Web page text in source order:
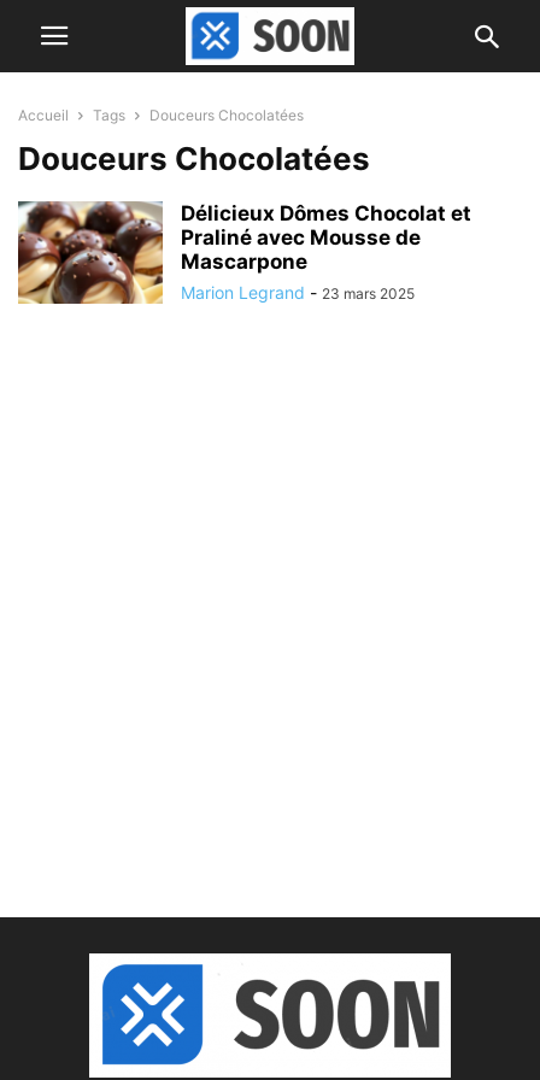
Accueil Tags Douceurs Chocolatées
Douceurs Chocolatées
Délicieux Dômes Chocolat et
Praliné avec Mousse de
Mascarpone
Marion Legrand - 23 mars 2025